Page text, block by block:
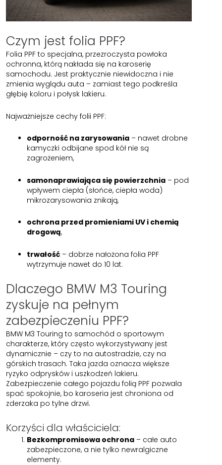
Czym jest folia PPF?
Folia PPF to specjalna, przezroczysta powłoka
ochronna, którą nakłada się na karoserię
samochodu. Jest praktycznie niewidoczna i nie
zmienia wyglądu auta – zamiast tego podkreśla
głębię koloru i połysk lakieru.
Najważniejsze cechy folii PPF:
odporność na zarysowania – nawet drobne
kamyczki odbijane spod kół nie są
zagrożeniem,
samonaprawiająca się powierzchnia – pod
wpływem ciepła (słońce, ciepła woda)
mikrozarysowania znikają,
ochrona przed promieniami UV i chemią
drogową,
trwałość – dobrze nałożona folia PPF
wytrzymuje nawet do 10 lat.
Dlaczego BMW M3 Touring
zyskuje na pełnym
zabezpieczeniu PPF?
BMW M3 Touring to samochód o sportowym
charakterze, który często wykorzystywany jest
dynamicznie – czy to na autostradzie, czy na
górskich trasach. Taka jazda oznacza większe
ryzyko odprysków i uszkodzeń lakieru.
Zabezpieczenie całego pojazdu folią PPF pozwala
spać spokojnie, bo karoseria jest chroniona od
zderzaka po tylne drzwi.
Korzyści dla właściciela:
Bezkompromisowa ochrona – całe auto
zabezpieczone, a nie tylko newralgiczne
elementy.